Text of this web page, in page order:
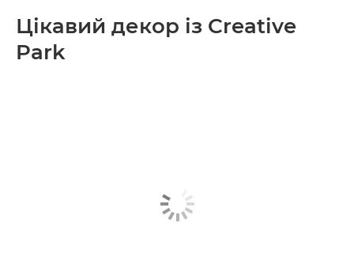
Цікавий декор із Creative
Park